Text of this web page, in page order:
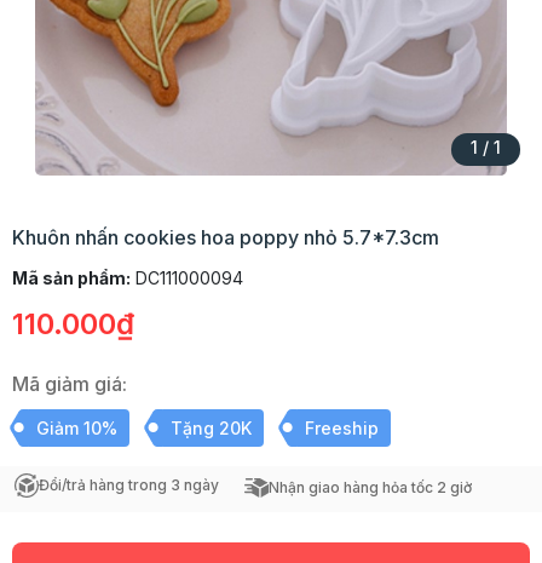
1 / 1
Khuôn nhấn cookies hoa poppy nhỏ 5.7*7.3cm
Mã sản phẩm: DC111000094
110.000₫
Mã giảm giá:
Giảm 10% Tặng 20K Freeship
Đổi/trả hàng trong 3 ngày Nhận giao hàng hỏa tốc 2 giờ